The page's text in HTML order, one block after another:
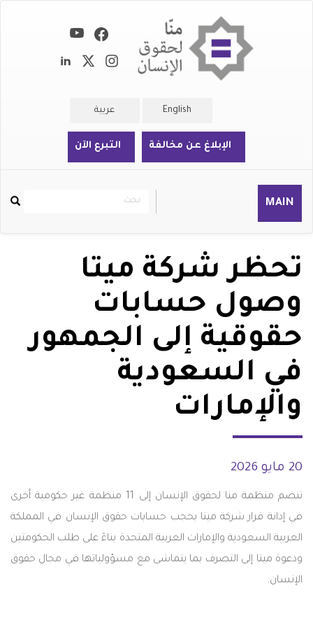
English عربية
الإبلاغ عن مخالفة التبرع الآن
MAIN
Rechercher
بحث
تحظر شركة ميتا
وصول حسابات
حقوقية إلى الجمهور
في السعودية
والإمارات
20 مايو 2026
تنضم منظمة منا لحقوق الإنسان إلى 11 منظمة غير حكومية أخرى
في إدانة قرار شركة ميتا بحجب حسابات حقوق الإنسان في المملكة
العربية السعودية والإمارات العربية المتحدة بناءً على طلب الحكومتين
ودعوة ميتا إلى التصرف بما يتماشى مع مسؤولياتها في مجال حقوق
الإنسان.